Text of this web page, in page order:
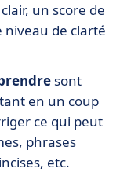
un score de
niveau de clarté
sont
en un coup
ce qui peut
phrases
etc.